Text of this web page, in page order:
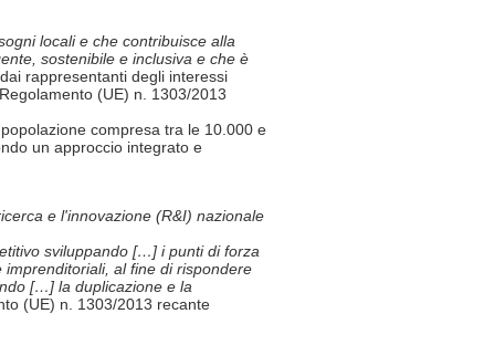
locali e che contribuisce alla
sostenibile e inclusiva e che è
rappresentanti degli interessi
(UE) n. 1303/2013
compresa tra le 10.000 e
un approccio integrato e
e l'innovazione (R&I) nazionale
sviluppando […] i punti di forza
al fine di rispondere
[…] la duplicazione e la
(UE) n. 1303/2013 recante